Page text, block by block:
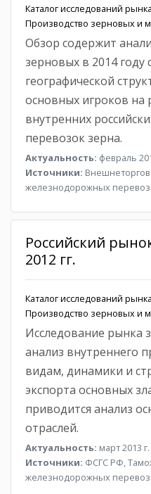
Каталог исследований рынка
Производство зерновых и
Обзор содержит
зерновых в 2014 году
географической
основных игроков на
внутренних
перевозок зерна.
Актуальность: февраль
Источники:
железнодорожных
Российский
2012 гг.
Каталог исследований рынка
Производство зерновых и
Исследование рынка
анализ внутреннего
видам, динамики и
экспорта основных
приводится анализ
отраслей.
Актуальность: март 2013 г.
Источники: ФСГС РФ,
железнодорожных